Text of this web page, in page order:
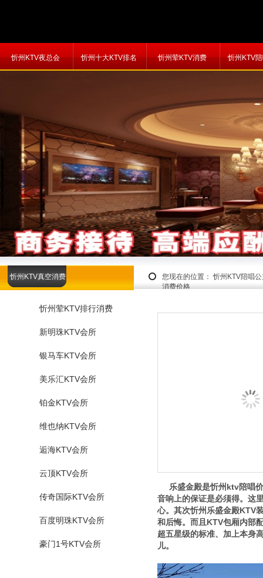
忻州KTV夜总会 忻州十大KTV排名 忻州荤KTV消费 忻州KTV
您现在的位置： 忻州KTV陪唱
消费价格
忻州KTV真空消费
忻州荤KTV排行消费
新明珠KTV会所
银马车KTV会所
美乐汇KTV会所
铂金KTV会所
维也纳KTV会所
逅海KTV会所
云顶KTV会所
传奇国际KTV会所
百度明珠KTV会所
豪门1号KTV会所
乐盛金殿是忻州ktv陪唱价
音响上的保证是必须得。这
心。其次忻州乐盛金殿KTV
和后悔。而且KTV包厢内部
超五星级的标准、加上本身
儿。